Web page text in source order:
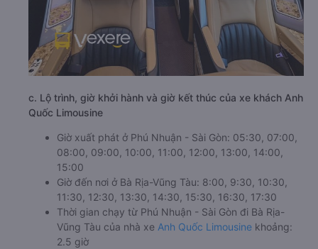
c. Lộ trình, giờ khởi hành và giờ kết thúc của xe khách Anh
Quốc Limousine
Giờ xuất phát ở Phú Nhuận - Sài Gòn: 05:30, 07:00,
08:00, 09:00, 10:00, 11:00, 12:00, 13:00, 14:00,
15:00
Giờ đến nơi ở Bà Rịa-Vũng Tàu: 8:00, 9:30, 10:30,
11:30, 12:30, 13:30, 14:30, 15:30, 16:30, 17:30
Thời gian chạy từ Phú Nhuận - Sài Gòn đi Bà Rịa-
Vũng Tàu của nhà xe Anh Quốc Limousine khoảng:
2.5 giờ